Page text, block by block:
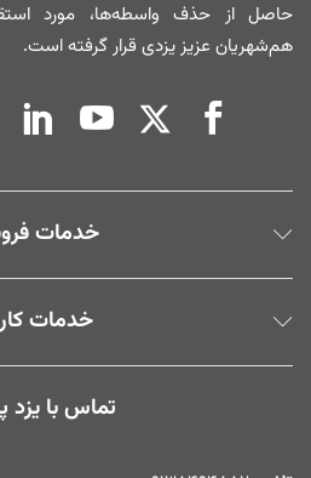
حاصل از حذف واسطه‌ها، مورد
هم‌شهریان عزیز یزدی قرار گرفته است.
خدمات
خدمات
تماس با